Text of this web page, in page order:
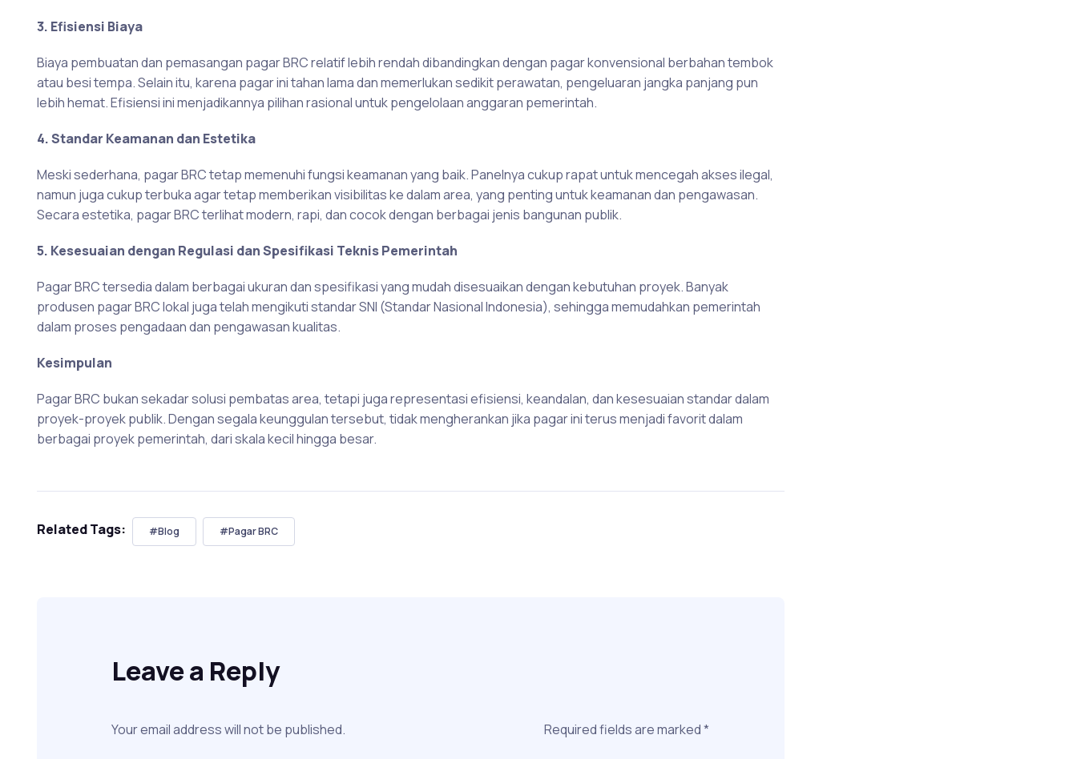
3. Efisiensi Biaya
Biaya pembuatan dan pemasangan pagar BRC relatif lebih rendah dibandingkan dengan pagar konvensional berbahan tembok
atau besi tempa. Selain itu, karena pagar ini tahan lama dan memerlukan sedikit perawatan, pengeluaran jangka panjang pun
lebih hemat. Efisiensi ini menjadikannya pilihan rasional untuk pengelolaan anggaran pemerintah.
4. Standar Keamanan dan Estetika
Meski sederhana, pagar BRC tetap memenuhi fungsi keamanan yang baik. Panelnya cukup rapat untuk mencegah akses ilegal,
namun juga cukup terbuka agar tetap memberikan visibilitas ke dalam area, yang penting untuk keamanan dan pengawasan.
Secara estetika, pagar BRC terlihat modern, rapi, dan cocok dengan berbagai jenis bangunan publik.
5. Kesesuaian dengan Regulasi dan Spesifikasi Teknis Pemerintah
Pagar BRC tersedia dalam berbagai ukuran dan spesifikasi yang mudah disesuaikan dengan kebutuhan proyek. Banyak
produsen pagar BRC lokal juga telah mengikuti standar SNI (Standar Nasional Indonesia), sehingga memudahkan pemerintah
dalam proses pengadaan dan pengawasan kualitas.
Kesimpulan
Pagar BRC bukan sekadar solusi pembatas area, tetapi juga representasi efisiensi, keandalan, dan kesesuaian standar dalam
proyek-proyek publik. Dengan segala keunggulan tersebut, tidak mengherankan jika pagar ini terus menjadi favorit dalam
berbagai proyek pemerintah, dari skala kecil hingga besar.
Related Tags: #Blog #Pagar BRC
Leave a Reply
Your email address will not be published. Required fields are marked*